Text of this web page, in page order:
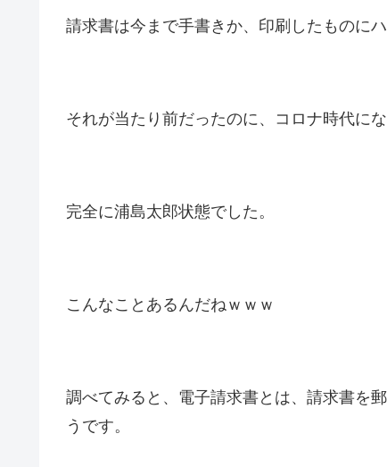
請求書は今まで手書きか、印刷したものに
それが当たり前だったのに、コロナ時代に
完全に浦島太郎状態でした。
こんなことあるんだねｗｗｗ
調べてみると、電子請求書とは、請求書を
うです。